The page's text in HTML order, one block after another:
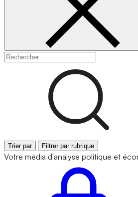
Trier par Filtrer par rubrique
Votre média d'analyse politique et